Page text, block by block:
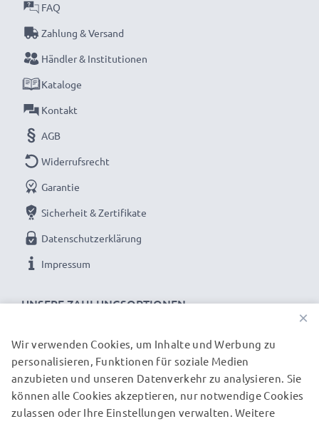
UNSERE ZAHLUNGSOPTIONEN
FAQ
Zahlung & Versand
Händler & Institutionen
Kataloge
Kontakt
AGB
Widerrufsrecht
Garantie
Sicherheit & Zertifikate
Datenschutzerklärung
Impressum
UNSERE VERSANDPARTNER
×
Wir verwenden Cookies, um Inhalte und Werbung zu
personalisieren, Funktionen für soziale Medien
anzubieten und unseren Datenverkehr zu analysieren. Sie
können alle Cookies akzeptieren, nur notwendige Cookies
zulassen oder Ihre Einstellungen verwalten. Weitere